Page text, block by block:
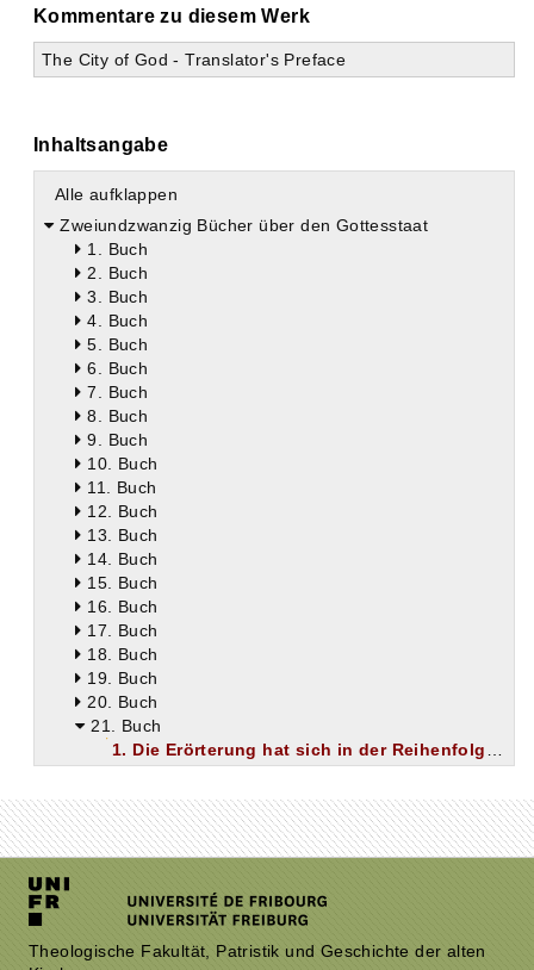
Kommentare zu diesem Werk
The City of God - Translator's Preface
Inhaltsangabe
Alle aufklappen
Zweiundzwanzig Bücher über den Gottesstaat
1. Buch
2. Buch
3. Buch
4. Buch
5. Buch
6. Buch
7. Buch
8. Buch
9. Buch
10. Buch
11. Buch
12. Buch
13. Buch
14. Buch
15. Buch
16. Buch
17. Buch
18. Buch
19. Buch
20. Buch
21. Buch
1. Die Erörterung hat sich in der Reihenfolge zu bewegen, daß zunächst von der Strafpein die Rede ist, von der die Verdammten in Gemeinschaft mit dem Teufel betroffen werden, dann erst von der ewigen Seligkeit der Heiligen.
3. Führt körperlicher Schmerz notwendig zum Tode des Fleisches?
4. Beispiele aus der Natur, an denen sich zeigt, dass lebende Körper mitten in Peinen dauernd standzuhalten vermögen.
5. Von gar vielen Erscheinungen vermag man den Grund nicht zu erkennen und kann doch an ihrer Wirklichkeit nicht zweifeln.
9. Die Hölle und die Art der ewigen Strafen.
Theologische Fakultät, Patristik und Geschichte der alten